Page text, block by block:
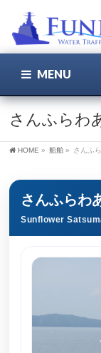
MENU
さんふらわ
HOME » 船舶 » さんふ
さんふらわ
Sunflower
ユーザー名 / メール
ログイン状態